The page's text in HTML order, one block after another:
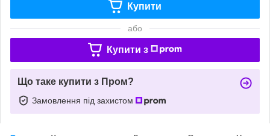
Купити
або
Купити з
Що таке купити з Пром?
Замовлення під захистом